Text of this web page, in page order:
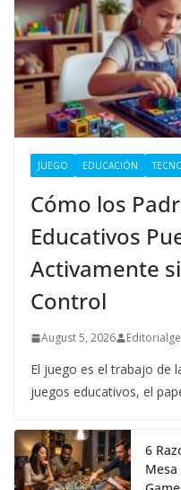
JUEGO EDUCACIÓN
Cómo los
Educativos
Activamente
Control
August 5, 2026
El juego es el trabajo de
juegos educativos, el
6